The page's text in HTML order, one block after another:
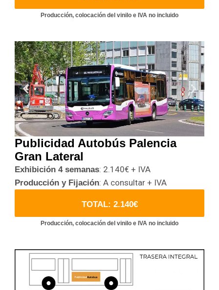
Producción, colocación del vinilo e IVA no incluido
Publicidad Autobús Palencia
Gran Lateral
Exhibición 4 semanas: 2.140€ + IVA
Producción y Fijación: A consultar + IVA
TOTAL: 2.140€
Producción, colocación del vinilo e IVA no incluido